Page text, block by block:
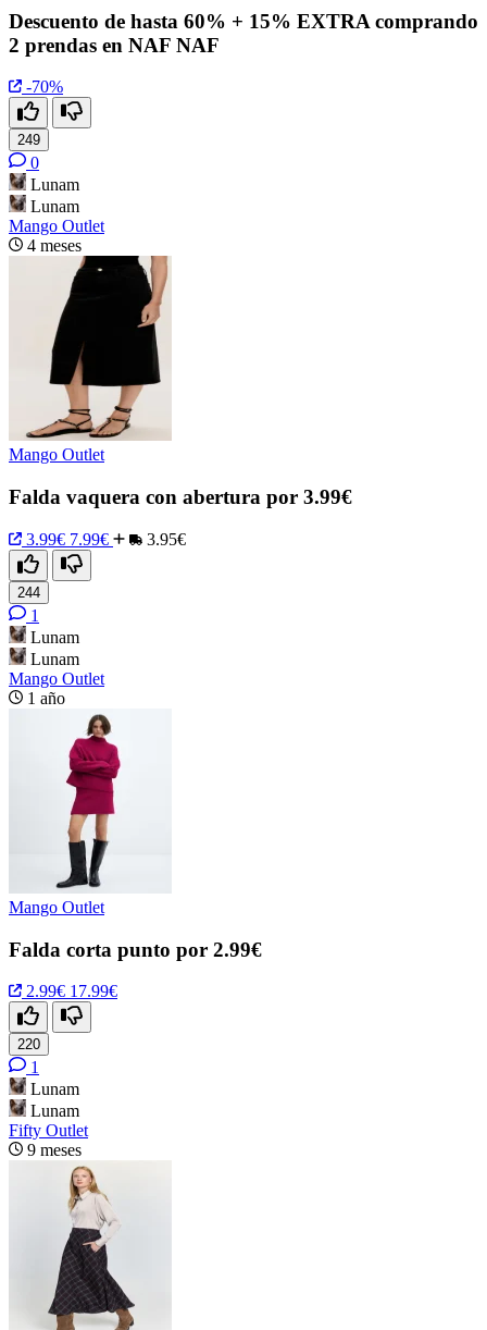
Descuento de hasta 60% + 15% EXTRA comprando
2 prendas en NAF NAF
-70%
249
0
Lunam
Lunam
Mango Outlet
4 meses
Mango Outlet
Falda vaquera con abertura por 3.99€
3.99€ 7.99€ 3.95€
244
1
Lunam
Lunam
Mango Outlet
1 año
Mango Outlet
Falda corta punto por 2.99€
2.99€ 17.99€
220
1
Lunam
Lunam
Fifty Outlet
9 meses